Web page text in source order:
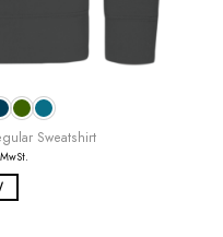
Sweatshirt